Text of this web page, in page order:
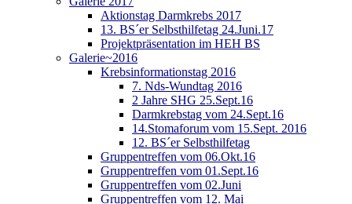
Aktionstag Darmkrebs 2017
13. BS´er Selbsthilfetag 24.Juni.17
Projektpräsentation im HEH BS
Galerie~2016
Krebsinformationstag 2016
7. Nds-Wundtag 2016
2 Jahre SHG 25.Sept.16
Darmkrebstag vom 24.Sept.16
14.Stomaforum vom 15.Sept. 2016
12. BS´er Selbsthilfetag
Gruppentreffen vom 06.Okt.16
Gruppentreffen vom 01.Sept.16
Gruppentreffen vom 02.Juni
Gruppentreffen vom 12. Mai